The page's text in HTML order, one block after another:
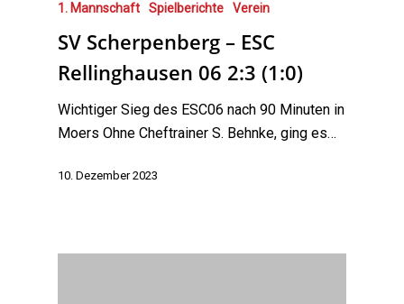
1. Mannschaft Spielberichte Verein
SV Scherpenberg – ESC
Rellinghausen 06 2:3 (1:0)
Wichtiger Sieg des ESC06 nach 90 Minuten in
Moers Ohne Cheftrainer S. Behnke, ging es…
10. Dezember 2023